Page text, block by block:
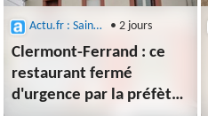
Actu.fr : Saint-Etienne • 2 jours
Clermont-Ferrand : ce
restaurant fermé
d'urgence par la préfète